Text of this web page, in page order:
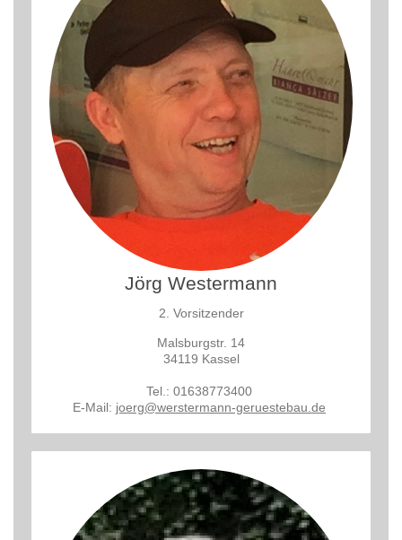
Jörg Westermann
2. Vorsitzender
Malsburgstr. 14
34119 Kassel
Tel.: 01638773400
E-Mail: joerg@werstermann-geruestebau.de